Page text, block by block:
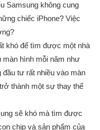
Samsung không cung
chiếc iPhone? Việc
khó để tìm được một nhà
màn hình mỗi năm như
đầu tư rất nhiều vào màn
thành một sự thay thế
sẽ khó mà tìm được
chip và sản phẩm của